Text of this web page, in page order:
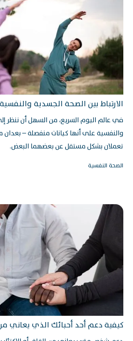
الارتباط بين الصحة الجسدية والنفسية
في عالم اليوم السريع، من السهل أن ننظر
والنفسية على أنها كيانات منفصلة – بعدان
تعملان بشكل مستقل عن بعضهما البعض.
الصحة النفسية
كيفية دعم أحد أحبائك الذي يعاني من